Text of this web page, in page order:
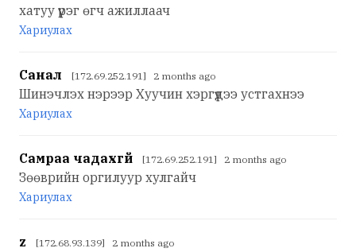
хатуу үүрэг өгч ажиллаач
Хариулах
Санал [172.69.252.191] 2 months ago
Шинэчлэх нэрээр Хуучин хэргүүдээ устгахнээ
Хариулах
Самраа чадахгүй [172.69.252.191] 2 months ago
Зөөврийн оргилуур хулгайч
Хариулах
z [172.68.93.139] 2 months ago